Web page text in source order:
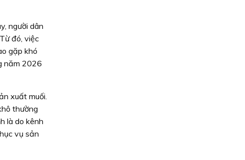
người dân
đó, việc
gặp khó
năm 2026
xuất muối.
thường
là do kênh
vụ sản